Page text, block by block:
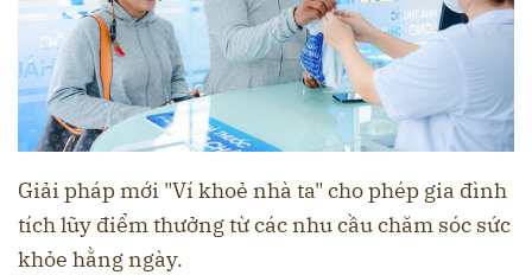
Giải pháp mới "Ví khoẻ nhà ta" cho phép gia đình
tích lũy điểm thưởng từ các nhu cầu chăm sóc sức
khỏe hằng ngày.